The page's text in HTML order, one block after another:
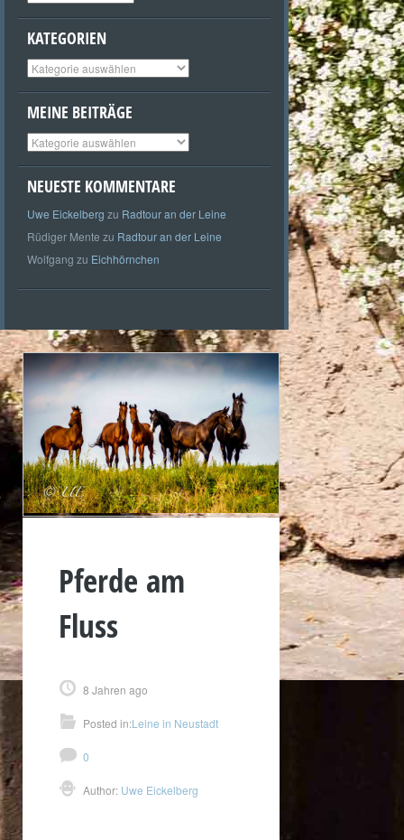
KATEGORIEN
Kategorien
MEINE BEITRÄGE
Meine
Beiträge
NEUESTE KOMMENTARE
Uwe Eickelberg zu Radtour an der Leine
Rüdiger Mente zu Radtour an der Leine
Wolfgang zu Eichhörnchen
Pferde am
Fluss
8 Jahren ago
Posted in:Leine in Neustadt
0
Author: Uwe Eickelberg